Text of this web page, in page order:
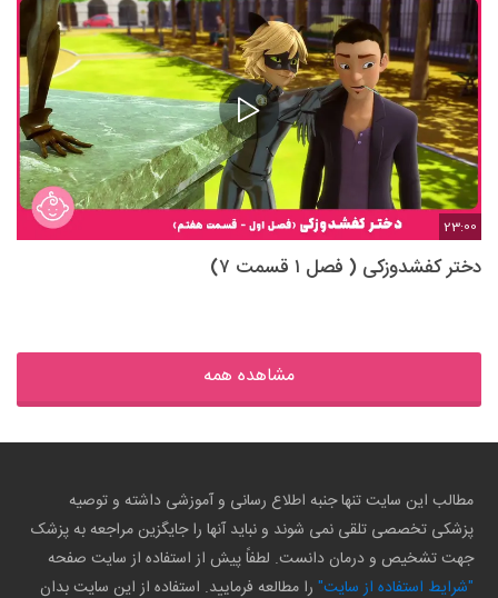
23:00
دختر کفشدوزکی ( فصل ۱ قسمت ۷)
مشاهده همه
مطالب این سایت تنها جنبه اطلاع رسانی و آموزشی داشته و توصیه
پزشکی تخصصی تلقی نمی شوند و نباید آنها را جایگزین مراجعه به پزشک
جهت تشخیص و درمان دانست. لطفاً پیش از استفاده از سایت صفحه
"شرایط استفاده از سایت" را مطالعه فرمایید. استفاده از این سایت بدان